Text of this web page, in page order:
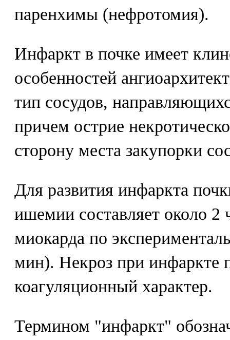
паренхимы (нефротомия).
Инфаркт в почке имеет
особенностей
тип сосудов,
причем острие
сторону места закупорки
Для развития инфаркта
ишемии составляет около 2
миокарда по
мин). Некроз при инфаркте
коагуляционный характер.
Термином "инфаркт"